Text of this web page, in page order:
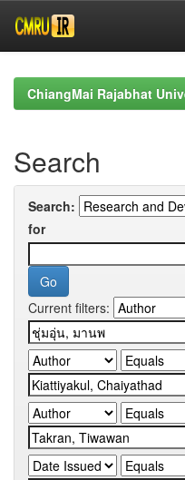
navigationChiangMai Rajabhat
Search
Search:
for
Current filters: